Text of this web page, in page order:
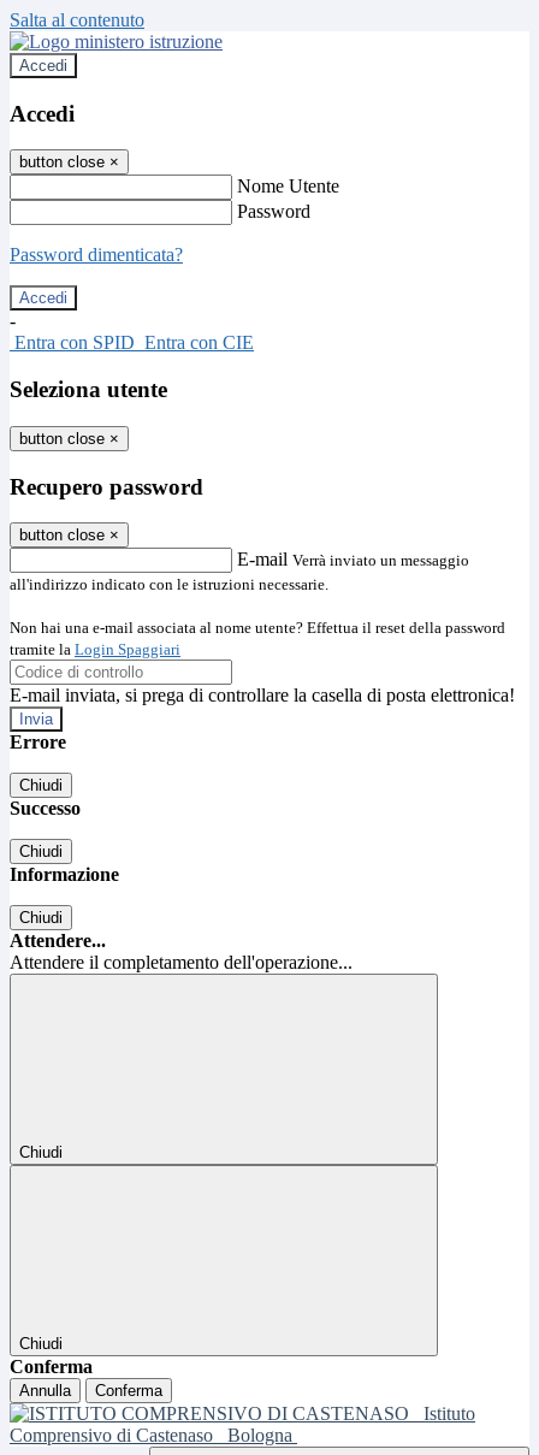
Salta al contenuto
Accedi
Accedi
button close ×
Nome Utente
Password
Password dimenticata?
-
Entra con SPID Entra con CIE
Seleziona utente
button close ×
Recupero password
button close ×
E-mail Verrà inviato un messaggio
all'indirizzo indicato con le istruzioni necessarie.
Non hai una e-mail associata al nome utente? Effettua il reset della password
tramite la Login Spaggiari
E-mail inviata, si prega di controllare la casella di posta elettronica!
Errore
Chiudi
Successo
Chiudi
Informazione
Chiudi
Attendere...
Attendere il completamento dell'operazione...
Chiudi
Chiudi
Conferma
Annulla Conferma
Istituto
Comprensivo di Castenaso
Bologna